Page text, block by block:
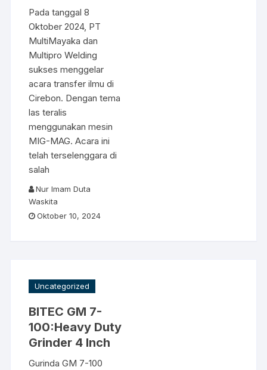
Pada tanggal 8
Oktober 2024, PT
MultiMayaka dan
Multipro Welding
sukses menggelar
acara transfer ilmu di
Cirebon. Dengan tema
las teralis
menggunakan mesin
MIG-MAG. Acara ini
telah terselenggara di
salah
Nur Imam Duta
Waskita
Oktober 10, 2024
Uncategorized
BITEC GM 7-
100:Heavy Duty
Grinder 4 Inch
Gurinda GM 7-100